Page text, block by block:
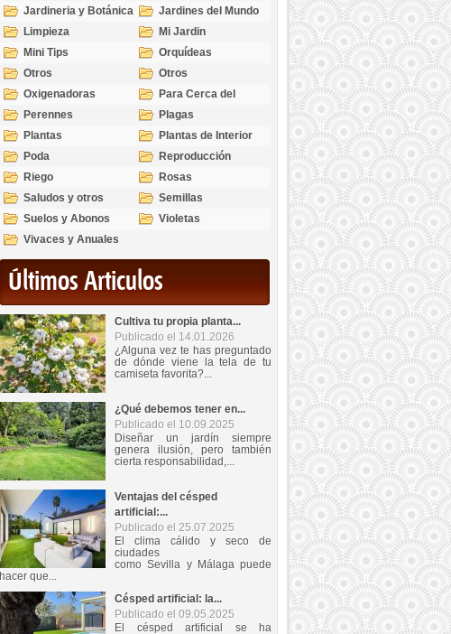
Jardineria y Botánica
Jardines del Mundo
Limpieza
Mi Jardin
Mini Tips
Orquídeas
Otros
Otros
Oxigenadoras
Para Cerca del
Estanque
Perennes
Plagas
Plantas
Plantas de Interior
Poda
Reproducción
Riego
Rosas
Saludos y otros
temas
Semillas
Suelos y Abonos
Violetas
Vivaces y Anuales
Últimos Articulos
Cultiva tu propia planta...
Publicado el 14.01.2026
¿Alguna vez te has preguntado
de dónde viene la tela de tu
camiseta favorita?...
¿Qué debemos tener en...
Publicado el 10.09.2025
Diseñar un jardín siempre
genera ilusión, pero también
cierta responsabilidad,...
Ventajas del césped
artificial:...
Publicado el 25.07.2025
El clima cálido y seco de
ciudades
como Sevilla y Málaga puede
hacer que...
Césped artificial: la...
Publicado el 09.05.2025
El césped artificial se ha